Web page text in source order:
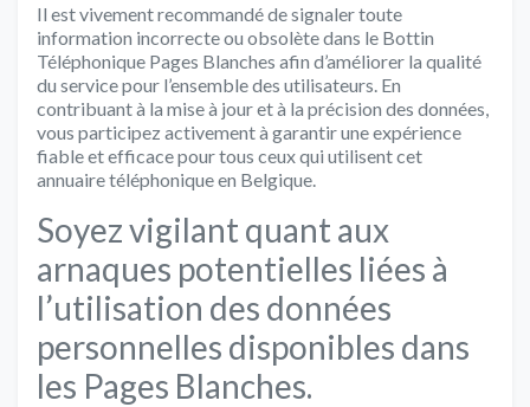
Il est vivement recommandé de signaler toute
information incorrecte ou obsolète dans le Bottin
Téléphonique Pages Blanches afin d’améliorer la qualité
du service pour l’ensemble des utilisateurs. En
contribuant à la mise à jour et à la précision des données,
vous participez activement à garantir une expérience
fiable et efficace pour tous ceux qui utilisent cet
annuaire téléphonique en Belgique.
Soyez vigilant quant aux
arnaques potentielles liées à
l’utilisation des données
personnelles disponibles dans
les Pages Blanches.